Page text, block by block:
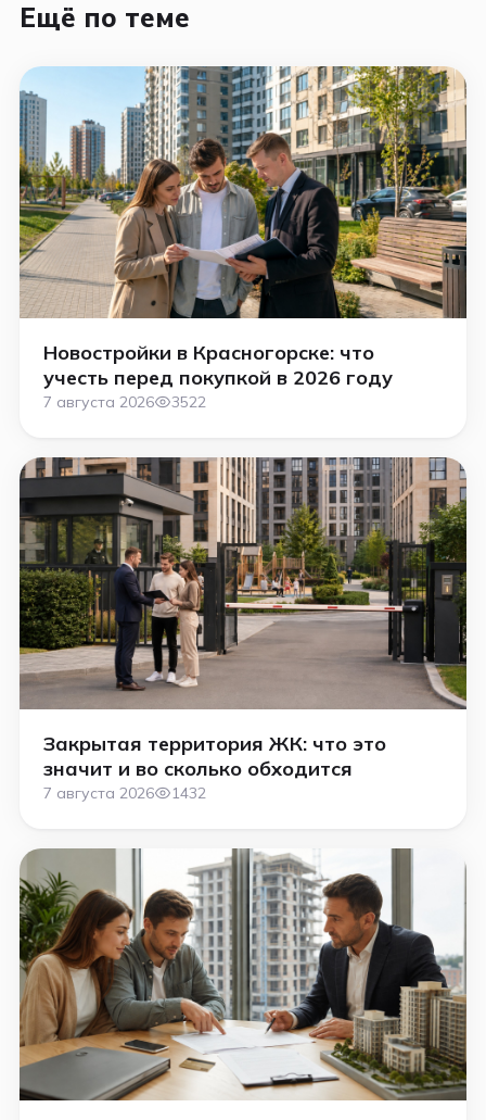
Ещё по теме
Новостройки в Красногорске: что
учесть перед покупкой в 2026 году
7 августа 2026 3522
Закрытая территория ЖК: что это
значит и во сколько обходится
7 августа 2026 1432